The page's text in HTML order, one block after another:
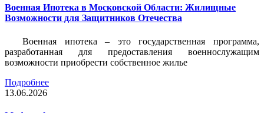
Военная Ипотека в Московской Области: Жилищные
Возможности для Защитников Отечества
Военная ипотека – это государственная программа,
разработанная для предоставления военнослужащим
возможности приобрести собственное жилье
Подробнее
13.06.2026